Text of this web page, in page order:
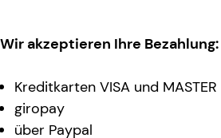
Wir akzeptieren Ihre Bezahlung:
Kreditkarten VISA und MASTER
giropay
über Paypal